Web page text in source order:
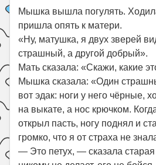
Мышка вышла погулять.
пришла опять к матери.
«Ну, матушка, я двух зверей
страшный, а другой добрый».
Мать сказала: «Скажи, какие
Мышка сказала: «Один
вот эдак: ноги у него чёрные,
на выкате, а нос крючком.
открыл пасть, ногу поднял и
громко, что я от страха не
— Это петух, — сказала